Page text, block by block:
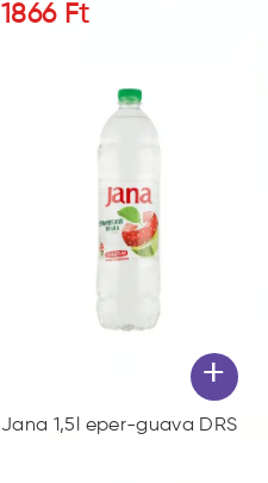
1866Ft
+
Jana 1,5l eper-guava DRS